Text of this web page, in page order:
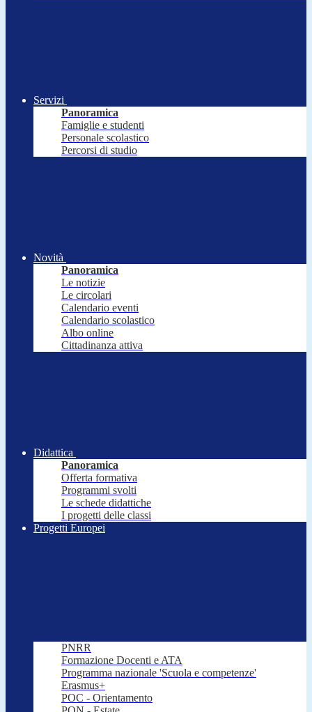
Servizi
Panoramica
Famiglie e studenti
Personale scolastico
Percorsi di studio
Novità
Panoramica
Le notizie
Le circolari
Calendario eventi
Calendario scolastico
Albo online
Cittadinanza attiva
Didattica
Panoramica
Offerta formativa
Programmi svolti
Le schede didattiche
I progetti delle classi
Progetti Europei
PNRR
Formazione Docenti e ATA
Programma nazionale 'Scuola e competenze'
Erasmus+
POC - Orientamento